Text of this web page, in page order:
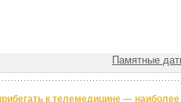
Памятные
к телемедицине —